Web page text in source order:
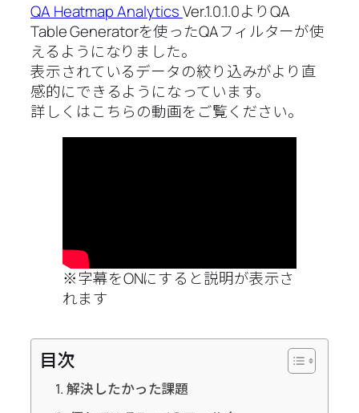
QA Heatmap AnalyticsVer.1.0.1.0よりQA
Table Generatorを使ったQAフィルターが使
えるようになりました。
表示されているデータの絞り込みがより直
感的にできるようになっています。
詳しくはこちらの動画をご覧ください。
※字幕をONにすると説明が表示さ
れます
目次
解決したかった課題